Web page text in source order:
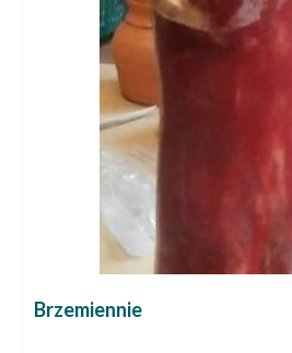
Brzemiennie